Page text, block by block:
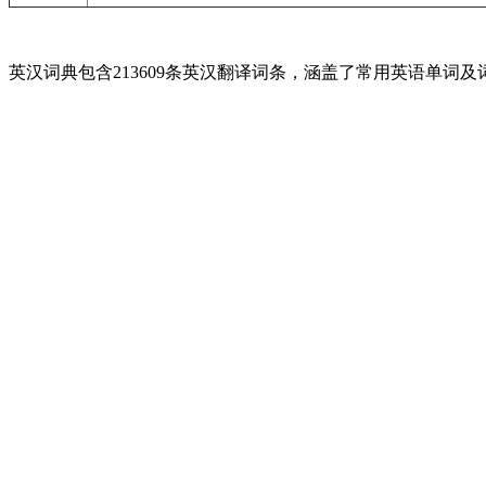
英汉词典包含213609条英汉翻译词条，涵盖了常用英语单词